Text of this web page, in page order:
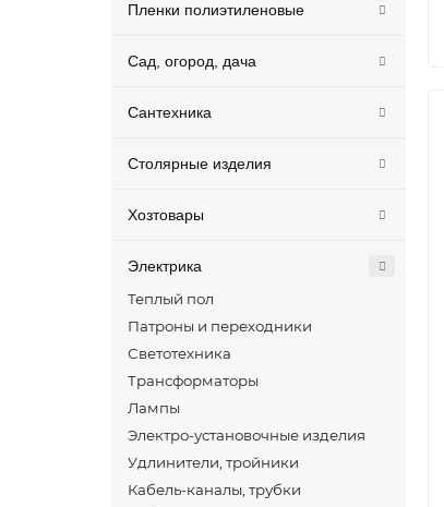
Пленки полиэтиленовые
Сад, огород, дача
Сантехника
Столярные изделия
Хозтовары
Электрика
Теплый пол
Патроны и переходники
Светотехника
Трансформаторы
Лампы
Электро-установочные изделия
Удлинители, тройники
Кабель-каналы, трубки